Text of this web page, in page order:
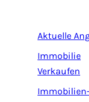
Aktuelle
Immobilie
Verkaufen